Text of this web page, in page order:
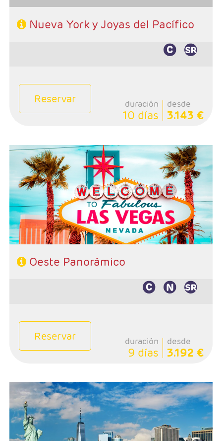
Nueva York y Joyas del Pacífico
Reservar duración
10 días
desde
3.143 €
- Salida: Lunes
- Ruta: Las Vegas - Fresno - Yosemite - San Francisco -
Monterey - Lompoc - Santa Bárbara - Los Angeles
- Categoría hotelera: 3*- 4*
- Régimen: Alojamiento y desayuno
Oeste Panorámico
Reservar duración
9 días
desde
3.192 €
- Salida: Jueves
- Ruta: Nueva York - Philadelphia - Washintong -
Niagara - Boston - Newport - Nueva York
- Categoría hotelera: 3*- 4*
- Régimen: Alojamiento y desayuno